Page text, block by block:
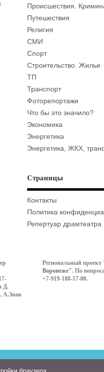
Происшествия.
Путешествия
Религия
СМИ
Спорт
Строительство. Жилье
ТП
Транспорт
Фоторепортажи
Что бы это значило?
Экономика
Энергетика
Энергетика, ЖКХ,
Страницы
Контакты
Политика
Репертуар
Д.
А.Знак
Региональный проект
Воронеже". По
+7-919-188-17-00.